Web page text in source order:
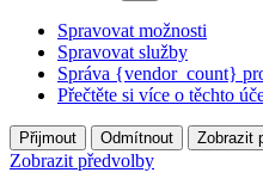
Spravovat možnosti
Spravovat služby
Správa {vendor_count}
Přečtěte si více o těchto
Přijmout Odmítnout Zobrazit
Zobrazit předvolby